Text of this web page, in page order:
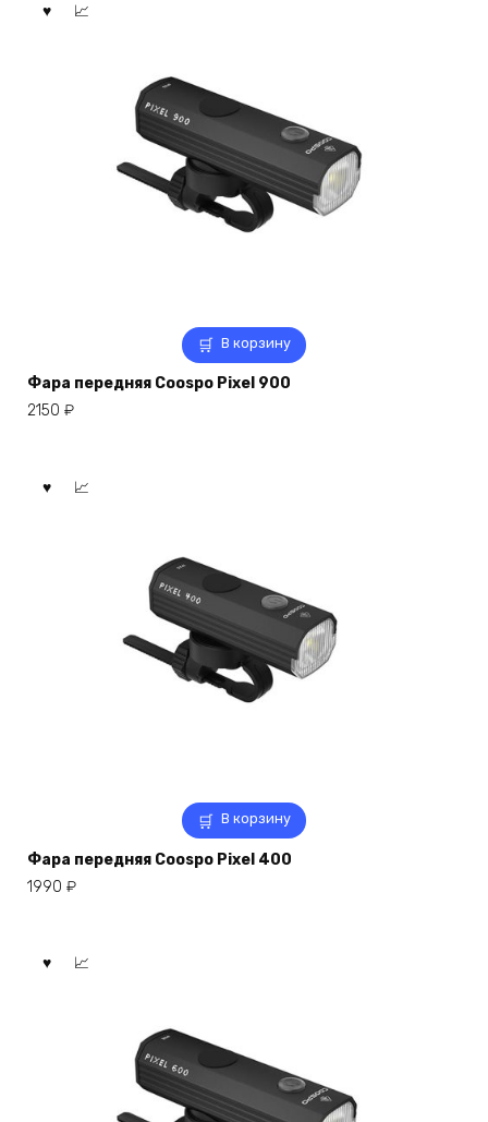
В корзину
Фара передняя Coospo Pixel 900
2150 ₽
В корзину
Фара передняя Coospo Pixel 400
1990 ₽